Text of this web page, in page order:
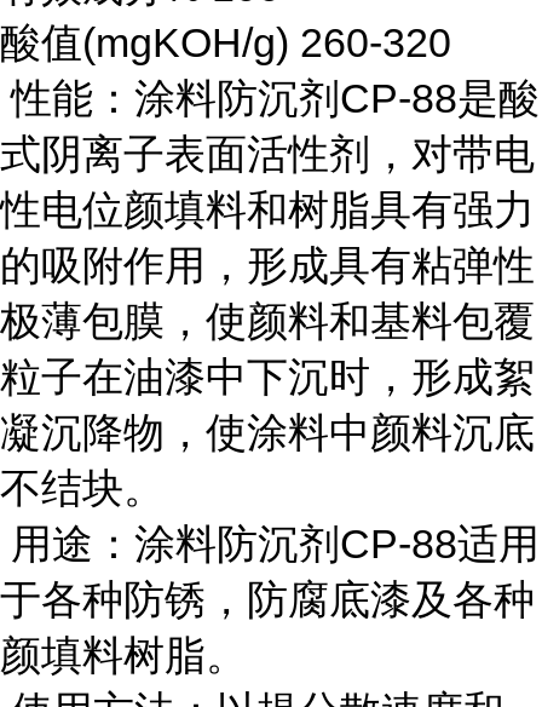
酸值(mgKOH/g) 260-320
性能：涂料防沉剂CP-88是酸
式阴离子表面活性剂，对带电
性电位颜填料和树脂具有强力
的吸附作用，形成具有粘弹性
极薄包膜，使颜料和基料包覆
粒子在油漆中下沉时，形成絮
凝沉降物，使涂料中颜料沉底
不结块。
用途：涂料防沉剂CP-88适用
于各种防锈，防腐底漆及各种
颜填料树脂。